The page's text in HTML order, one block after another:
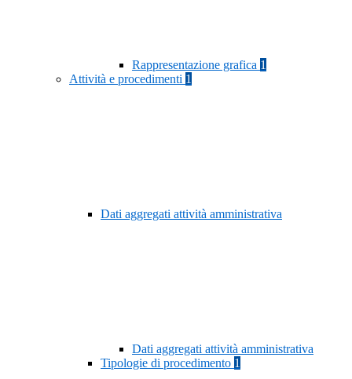
Rappresentazione grafica 1
Attività e procedimenti 1
Dati aggregati attività amministrativa
Dati aggregati attività amministrativa
Tipologie di procedimento 1